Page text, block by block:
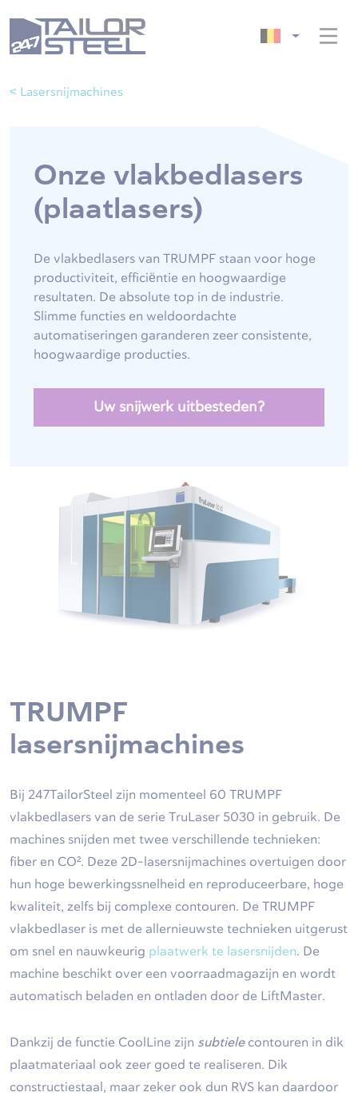
< Lasersnijmachines
Onze vlakbedlasers
(plaatlasers)
De vlakbedlasers van TRUMPF staan voor hoge
productiviteit, efficiëntie en hoogwaardige
resultaten. De absolute top in de industrie.
Slimme functies en weldoordachte
automatiseringen garanderen zeer consistente,
hoogwaardige producties.
Uw snijwerk uitbesteden?
TRUMPF
lasersnijmachines
Bij 247TailorSteel zijn momenteel 60 TRUMPF
vlakbedlasers van de serie TruLaser 5030 in gebruik. De
machines snijden met twee verschillende technieken:
fiber en CO². Deze 2D-lasersnijmachines overtuigen door
hun hoge bewerkingssnelheid en reproduceerbare, hoge
kwaliteit, zelfs bij complexe contouren. De TRUMPF
vlakbedlaser is met de allernieuwste technieken uitgerust
om snel en nauwkeurig plaatwerk te lasersnijden. De
machine beschikt over een voorraadmagazijn en wordt
automatisch beladen en ontladen door de LiftMaster.
Dankzij de functie CoolLine zijn subtiele contouren in dik
plaatmateriaal ook zeer goed te realiseren. Dik
constructiestaal, maar zeker ook dun RVS kan daardoor